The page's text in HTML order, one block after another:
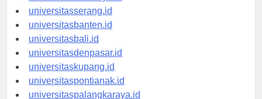
universitassurabaya.id
universitasserang.id
universitasbanten.id
universitasbali.id
universitasdenpasar.id
universitaskupang.id
universitaspontianak.id